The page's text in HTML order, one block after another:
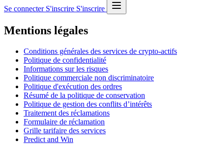
Se connecter S'inscrire S'inscrire
Mentions légales
Conditions générales des services de crypto-actifs
Politique de confidentialité
Informations sur les risques
Politique commerciale non discriminatoire
Politique d'exécution des ordres
Résumé de la politique de conservation
Politique de gestion des conflits d’intérêts
Traitement des réclamations
Formulaire de réclamation
Grille tarifaire des services
Predict and Win